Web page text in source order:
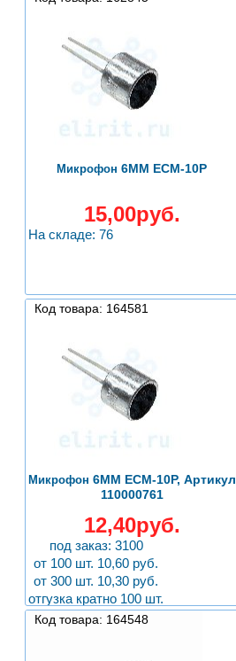
Микрофон 6ММ ECM-10P
15,00руб.
На складе: 76
Код товара: 164581
Микрофон 6ММ ECM-10P, Артикул
110000761
12,40руб.
под заказ: 3100
от 100 шт. 10,60 руб.
от 300 шт. 10,30 руб.
отгузка кратно 100 шт.
Код товара: 164548